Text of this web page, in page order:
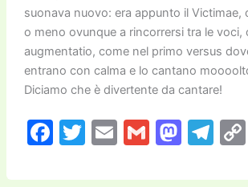
suonava nuovo: era appunto il Victimae,
o meno ovunque a rincorrersi tra le voci,
augmentatio, come nel primo versus
entrano con calma e lo cantano
Diciamo che è divertente da cantare!
F T E G M T